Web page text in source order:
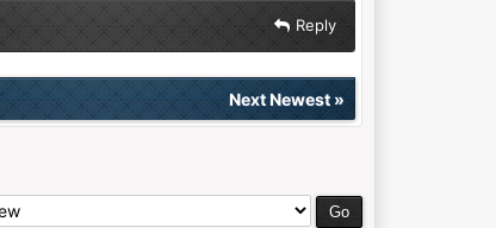
Reply
Next Newest»